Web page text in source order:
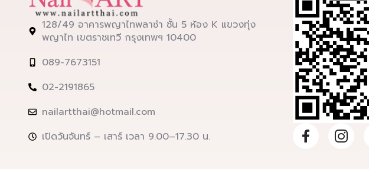
128/49 อาคารพญาไทพลาซ่า ชั้น 5 ห้อง K แขวงทุ่ง
พญาไท เขตราชเทวี กรุงเทพฯ 10400
089-7673151
02-2191865
nailartthai@hotmail.com
เปิดวันจันทร์ – เสาร์ เวลา 9.00–17.30 น.